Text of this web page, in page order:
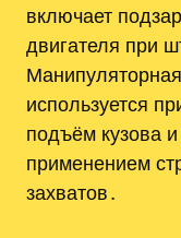
включает
двигателя при
используется
подъём кузова
применением
захватов․